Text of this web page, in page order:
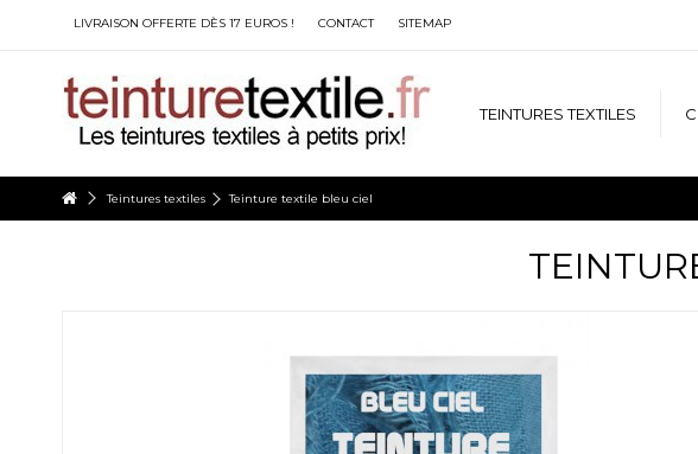
LIVRAISON OFFERTE DÈS 17 EUROS ! CONTACT SITEMAP
TEINTURES TEXTILES
Teintures textiles Teinture textile bleu ciel